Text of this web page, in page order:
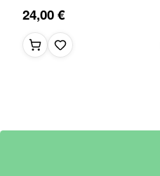
24,00 €